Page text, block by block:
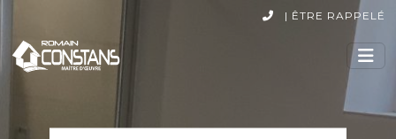
| ÊTRE RAPPELÉ